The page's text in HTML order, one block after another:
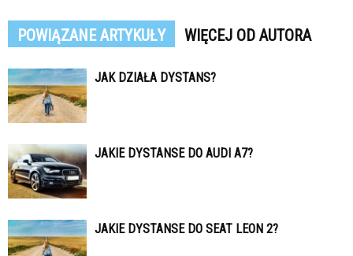
POWIĄZANE ARTYKUŁY WIĘCEJ OD AUTORA
JAK DZIAŁA DYSTANS?
JAKIE DYSTANSE DO AUDI A7?
JAKIE DYSTANSE DO SEAT LEON 2?